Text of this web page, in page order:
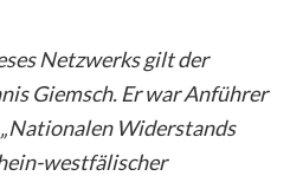
Netzwerks gilt der
Giemsch. Er war Anführer
Widerstands
westfälischer